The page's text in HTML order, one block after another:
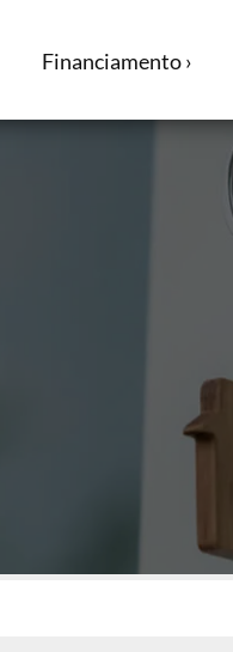
Financiamento ›